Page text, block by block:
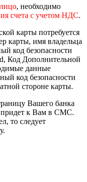
, необходимо
счета с учетом НДС.
карты потребуется
карты, имя владельца
код безопасности
Код Дополнительной
данные
код безопасности
стороне карты.
Вашего банка
придет к Вам в СМС.
то следует